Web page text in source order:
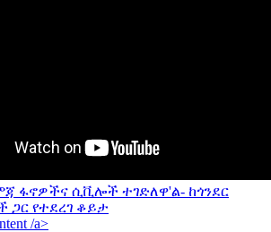
ፋኖዎችና ሲቪሎች ተገድለዋ'ል- ከጎንደር
ጋር የተደረገ ቆይታ
/a>